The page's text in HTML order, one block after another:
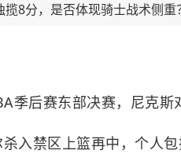
8分，是否体现骑士战术侧重
季后赛东部决赛， 尼克斯
入禁区上篮再中，个人包